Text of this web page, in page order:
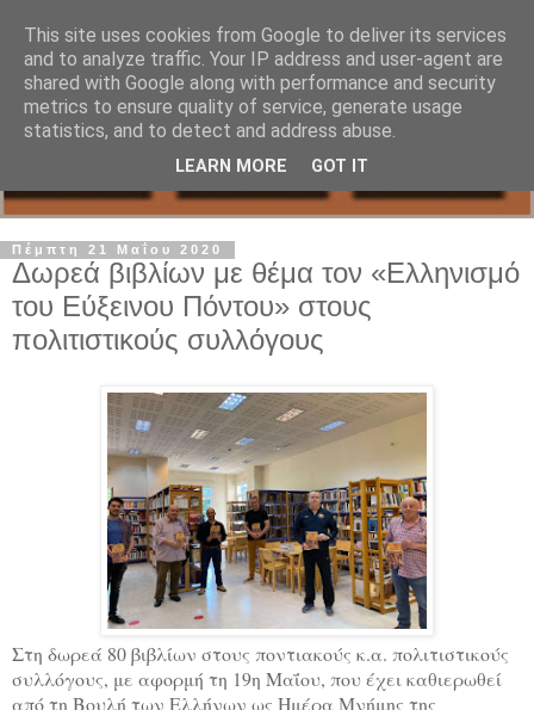
Πέμπτη 21 Μαΐου 2020
Δωρεά βιβλίων με θέμα τον «Ελληνισμό
του Εύξεινου Πόντου» στους
πολιτιστικούς συλλόγους
Στη δωρεά 80 βιβλίων στους ποντιακούς κ.α. πολιτιστικούς
συλλόγους, με αφορμή τη 19η Μαΐου, που έχει καθιερωθεί
από τη Βουλή των Ελλήνων ως Ημέρα Μνήμης της
This site uses cookies from Google to deliver its services
and to analyze traffic. Your IP address and user-agent are
shared with Google along with performance and security
metrics to ensure quality of service, generate usage
statistics, and to detect and address abuse.
LEARN MORE GOT IT